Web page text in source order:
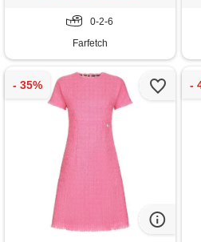
0-2-6
Farfetch